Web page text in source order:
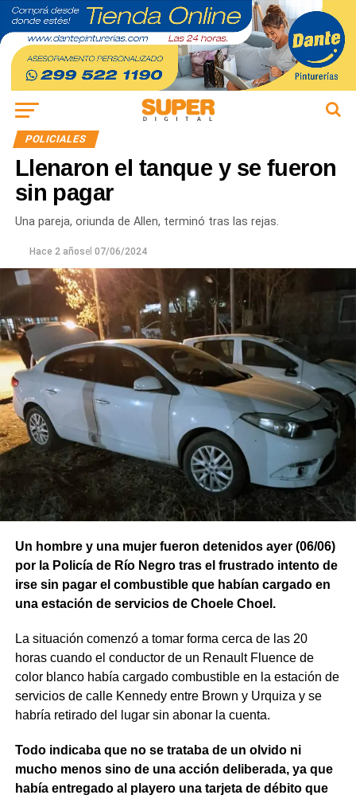
POLICIALES
Llenaron el tanque y se fueron
sin pagar
Una pareja, oriunda de Allen, terminó tras las rejas.
Hace 2 añosel 07/06/2024
Un hombre y una mujer fueron detenidos ayer (06/06)
por la Policía de Río Negro tras el frustrado intento de
irse sin pagar el combustible que habían cargado en
una estación de servicios de Choele Choel.
La situación comenzó a tomar forma cerca de las 20
horas cuando el conductor de un Renault Fluence de
color blanco había cargado combustible en la estación de
servicios de calle Kennedy entre Brown y Urquiza y se
habría retirado del lugar sin abonar la cuenta.
Todo indicaba que no se trataba de un olvido ni
mucho menos sino de una acción deliberada, ya que
había entregado al playero una tarjeta de débito que